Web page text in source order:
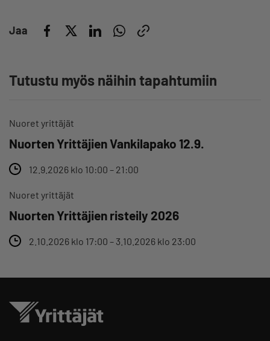
Jaa
Tutustu myös näihin tapahtumiin
Nuoret yrittäjät
Nuorten Yrittäjien Vankilapako 12.9.
12.9.2026 klo 10:00 – 21:00
Nuoret yrittäjät
Nuorten Yrittäjien risteily 2026
2.10.2026 klo 17:00 – 3.10.2026 klo 23:00